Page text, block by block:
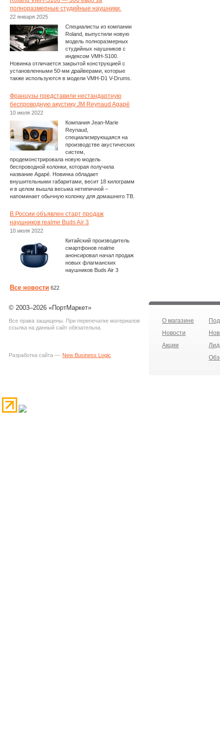
полноразмерные студийные наушники.
22 января 2025
Специалисты из компании
Roland, выпустили новую
модель полноразмерных
студийных наушников с
индексом VMH-S100.
Новинка отличается закрытой конструкцией с
установленными 50-мм драйверами, которые
также используются в модели VMH-D1 V-Drums.
Французы представили нестандартную
беспроводную акустику JM Reynaud Agapé
10 июля 2022
Компания Jean-Marie
Reynaud,
специализирующаяся на
производстве акустических
систем,
продемонстрировала новую модель
беспроводной колонки, которая получила
название Agapé. Новинка обладает
внушительными габаритами, весит 18 килограмм
и в целом вышла весьма нетипичной –
напоминает обычную колонку для домашнего ТВ.
В России объявлен старт продаж
наушников realme Buds Air 3
10 июля 2022
Китайский производитель
смартфонов realme
анонсировал начал продаж
новых флагманских
наушников Buds Air 3
Все новости 622
© 2003–2026 «ПортМаркет»
Все права защищены. При перепечатке материалов
ссылка на данный сайт обязательна.
Разработка сайта — New Business Logic
О магазине
Новости
Акции